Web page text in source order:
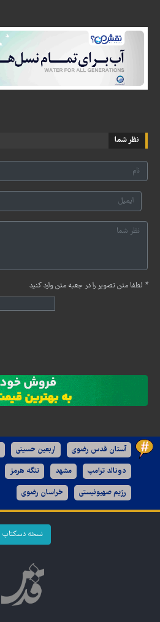
نظر شما
* لطفا متن تصویر را در جعبه متن وارد کنید
آستان قدس رضوی اربعین حسینی
دونالد ترامپ مشهد تنگه هرمز
رژیم صهیونیستی خراسان رضوی
نسخه دسکتاپ